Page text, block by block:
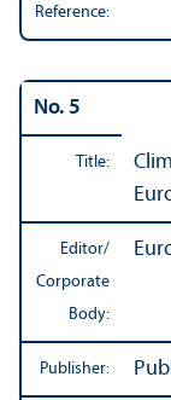
Reference:
No. 5
Title:
Editor/
Corporate
Body:
Publisher: